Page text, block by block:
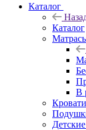
Каталог
Каталог
В
Кровати